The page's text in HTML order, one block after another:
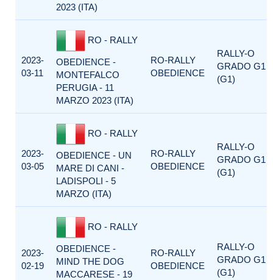
2023 (ITA)
2023-
03-11
RO - RALLY
OBEDIENCE -
MONTEFALCO
PERUGIA - 11
MARZO 2023 (ITA)
RO-RALLY
OBEDIENCE
RALLY-O
GRADO G1
(G1)
2023-
03-05
RO - RALLY
OBEDIENCE - UN
MARE DI CANI -
LADISPOLI - 5
MARZO (ITA)
RO-RALLY
OBEDIENCE
RALLY-O
GRADO G1
(G1)
2023-
02-19
RO - RALLY
OBEDIENCE -
MIND THE DOG
MACCARESE - 19
RO-RALLY
OBEDIENCE
RALLY-O
GRADO G1
(G1)